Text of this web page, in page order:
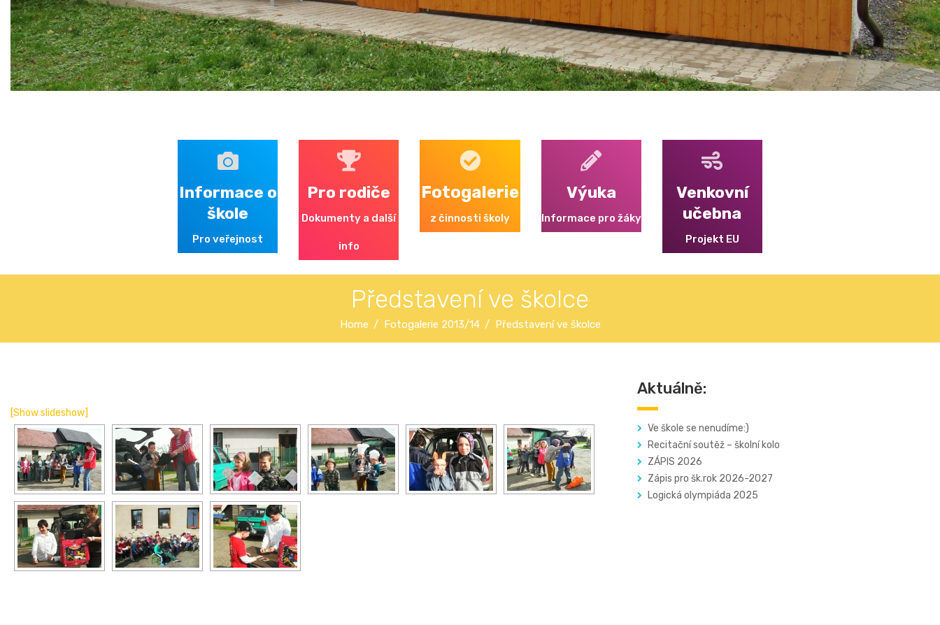
Informace o
škole
Pro veřejnost
Pro rodiče
Dokumenty a další
info
Fotogalerie
z činnosti školy
Výuka
Informace pro žáky
Venkovní
učebna
Projekt EU
Představení ve školce
Home Fotogalerie 2013/14 Představení ve školce
[Show slideshow]
Aktuálně:
Ve škole se nenudíme:)
Recitační soutěž – školní kolo
ZÁPIS 2026
Zápis pro šk.rok 2026-2027
Logická olympiáda 2025